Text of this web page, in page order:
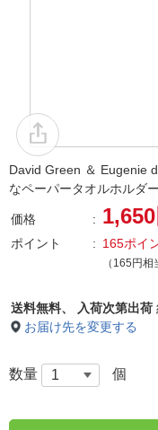
David Green ＆ Eugenie
なペーパータオルホル
価格 1,650
ポイント 165ポイ
（165円相
送料無料、 入荷次第出荷
お届け先を変更する
数量 個